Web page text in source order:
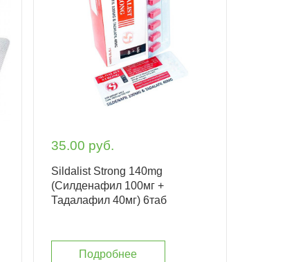
35.00 руб.
Sildalist Strong 140mg
(Силденафил 100мг +
Тадалафил 40мг) 6таб
Подробнее